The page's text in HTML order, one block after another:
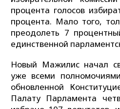
процента голосов
процента. Мало того,
преодолеть 7
единственной
Новый Мажилис начал
уже всеми
обновленной
Палату Парламента